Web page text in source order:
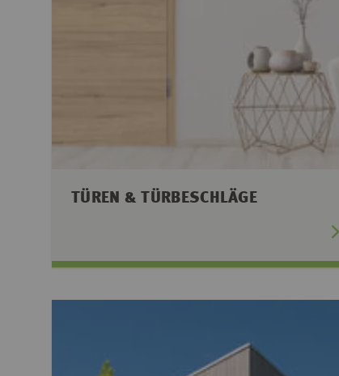
TÜREN & TÜRBESCHLÄGE